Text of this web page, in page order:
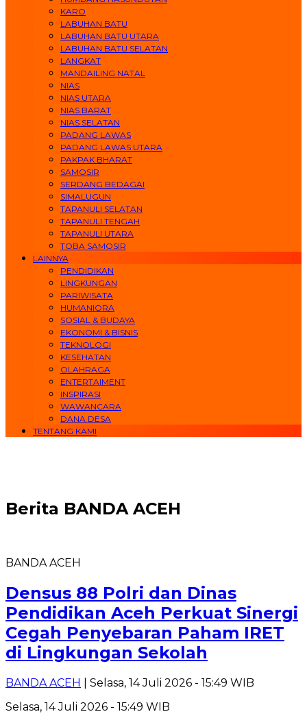
KARO
LABUHAN BATU
LABUHAN BATU UTARA
LABUHAN BATU SELATAN
LANGKAT
MANDAILING NATAL
NIAS
NIAS UTARA
NIAS BARAT
NIAS SELATAN
PADANG LAWAS
PADANG LAWAS UTARA
PAKPAK BHARAT
SAMOSIR
SERDANG BEDAGAI
SIMALUGUN
TAPANULI SELATAN
TAPANULI TENGAH
TAPANULI UTARA
TOBA SAMOSIR
LAINNYA
PENDIDIKAN
LINGKUNGAN
PARIWISATA
HUMANIORA
SOSIAL & BUDAYA
EKONOMI & BISNIS
TEKNOLOGI
KESEHATAN
OLAHRAGA
ENTERTAIMENT
INSPIRASI
WAWANCARA
DANA DESA
TENTANG KAMI
Berita BANDA ACEH
BANDA ACEH
Densus 88 Polri dan Dinas
Pendidikan Aceh Perkuat Sinergi
Cegah Penyebaran Paham IRET
di Lingkungan Sekolah
BANDA ACEH
| Selasa, 14 Juli 2026 - 15:49 WIB
Selasa, 14 Juli 2026 - 15:49 WIB